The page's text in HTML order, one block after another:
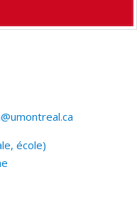
école)